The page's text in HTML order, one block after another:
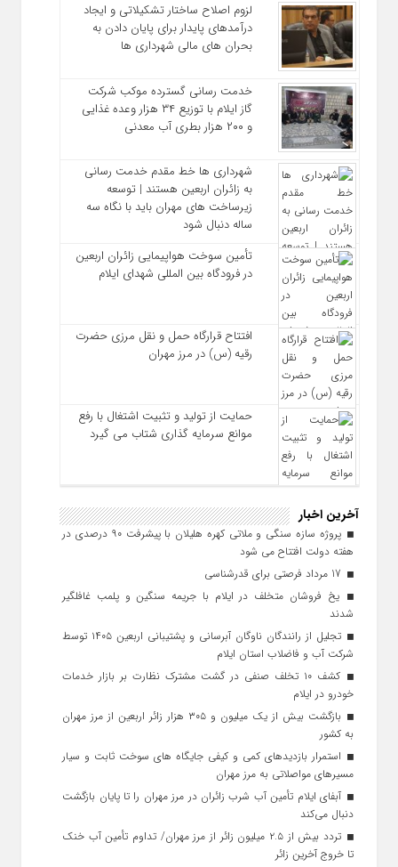
لزوم اصلاح ساختار تشکیلاتی و ایجاد
درآمدهای پایدار برای پایان دادن به
بحران‌ های مالی شهرداری‌ ها
خدمت رسانی گسترده موکب شرکت
گاز ایلام با توزیع ۳۴ هزار وعده غذایی
و ۲۰۰ هزار بطری آب معدنی
شهرداری‌ ها خط مقدم خدمت ‌رسانی
به زائران اربعین هستند | توسعه
زیرساخت ‌های مهران باید با نگاه سه‌
ساله دنبال شود
تأمین سوخت هواپیمایی زائران اربعین
در فرودگاه بین المللی شهدای ایلام
افتتاح قرارگاه حمل‌ و نقل مرزی حضرت
رقیه (س) در مرز مهران
حمایت از تولید و تثبیت اشتغال با رفع
موانع سرمایه‌ گذاری شتاب می‌ گیرد
آخرین اخبار
پروژه سازه سنگی و ملاتی کهره هلیلان با پیشرفت ۹۰ درصدی در
هفته دولت افتتاح می شود
یخ‌ فروشان متخلف در ایلام با جریمه سنگین و پلمب غافلگیر
شدند
تجلیل از رانندگان ناوگان آبرسانی و پشتیبانی اربعین ۱۴۰۵ توسط
شرکت آب و فاضلاب استان ایلام
کشف ۱۰ تخلف صنفی در گشت مشترک نظارت بر بازار خدمات
خودرو در ایلام
بازگشت بیش از یک میلیون و ۳۰۵ هزار زائر اربعین از مرز مهران
به کشور
استمرار بازدیدهای کمی و کیفی جایگاه‌ های سوخت ثابت و سیار
مسیرهای مواصلاتی به مرز مهران
آبفای ایلام تأمین آب شرب زائران در مرز مهران را تا پایان بازگشت
دنبال می‌کند
تردد بیش از ۲.۵ میلیون زائر از مرز مهران/ تداوم تأمین آب خنک
تا خروج آخرین زائر